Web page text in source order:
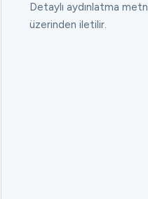
Detaylı aydınlatma
üzerinden iletilir.